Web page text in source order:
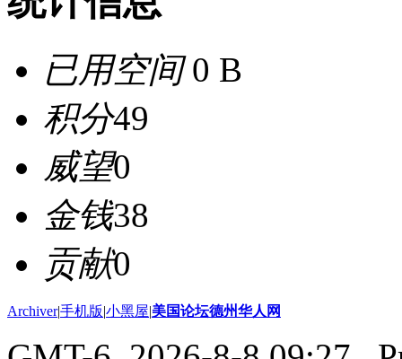
已用空间0 B
积分49
威望0
金钱38
贡献0
Archiver|手机版|小黑屋|美国论坛德州华人网